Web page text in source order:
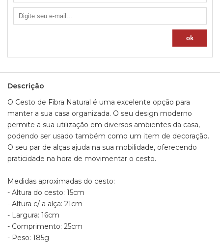
- Comprimento: 25cm
- Peso: 185g
Descrição
O Cesto de Fibra Natural é uma excelente opção para
manter a sua casa organizada. O seu design moderno
permite a sua utilização em diversos ambientes da casa,
podendo ser usado também como um item de decoração.
O seu par de alças ajuda na sua mobilidade, oferecendo
praticidade na hora de movimentar o cesto.
Medidas aproximadas do cesto:
- Altura do cesto: 15cm
- Altura c/ a alça: 21cm
- Largura: 16cm
- Comprimento: 25cm
- Peso: 185g